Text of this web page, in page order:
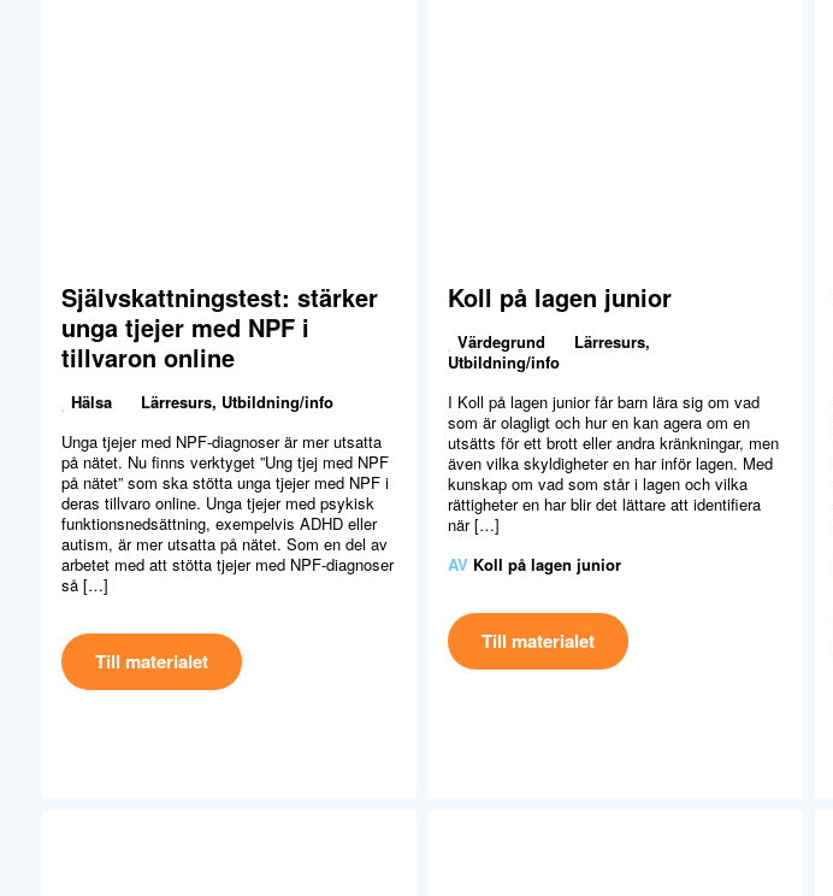
Självskattningstest: stärker
unga tjejer med NPF i
tillvaron online
Hälsa Lärresurs, Utbildning/info
Unga tjejer med NPF-diagnoser är mer utsatta
på nätet. Nu finns verktyget ”Ung tjej med NPF
på nätet” som ska stötta unga tjejer med NPF i
deras tillvaro online. Unga tjejer med psykisk
funktionsnedsättning, exempelvis ADHD eller
autism, är mer utsatta på nätet. Som en del av
arbetet med att stötta tjejer med NPF-diagnoser
så […]
Till materialet
Koll på lagen junior
Värdegrund Lärresurs,
Utbildning/info
I Koll på lagen junior får barn lära sig om vad
som är olagligt och hur en kan agera om en
utsätts för ett brott eller andra kränkningar, men
även vilka skyldigheter en har inför lagen. Med
kunskap om vad som står i lagen och vilka
rättigheter en har blir det lättare att identifiera
när […]
AV Koll på lagen junior
Till materialet